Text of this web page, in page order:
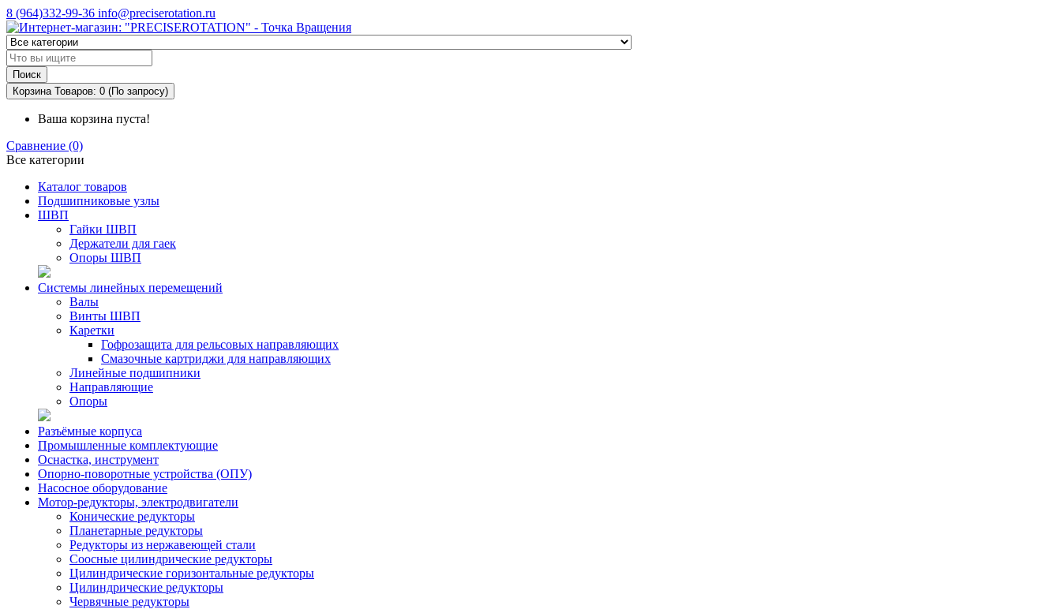
8 (964)332-99-36 info@preciserotation.ru
Поиск
Корзина Товаров: 0 (По запросу)
Ваша корзина пуста!
Сравнение (0)
Все категории
Каталог товаров
Подшипниковые узлы
ШВП
Гайки ШВП
Держатели для гаек
Опоры ШВП
Системы линейных перемещений
Валы
Винты ШВП
Каретки
Гофрозащита для рельсовых направляющих
Смазочные картриджи для направляющих
Линейные подшипники
Направляющие
Опоры
Разъёмные корпуса
Промышленные комплектующие
Оснастка, инструмент
Опорно-поворотные устройства (ОПУ)
Насосное оборудование
Мотор-редукторы, электродвигатели
Конические редукторы
Планетарные редукторы
Редукторы из нержавеющей стали
Соосные цилиндрические редукторы
Цилиндрические горизонтальные редукторы
Цилиндрические редукторы
Червячные редукторы